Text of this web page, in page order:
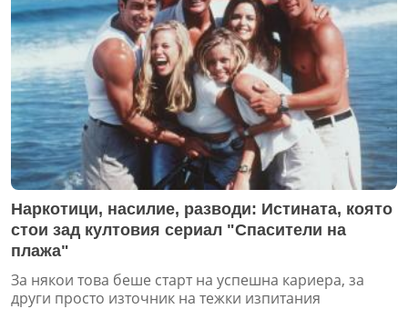
Наркотици, насилие, разводи: Истината, която
стои зад култовия сериал "Спасители на
плажа"
За някои това беше старт на успешна кариера, за
други просто източник на тежки изпитания